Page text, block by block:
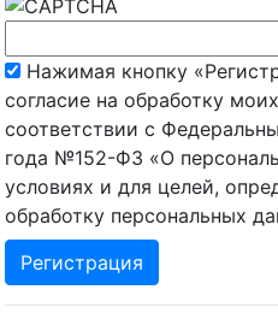
Нажимая кнопку
согласие на обработку
соответствии с
года №152-ФЗ «О
условиях и для целей,
обработку персональных